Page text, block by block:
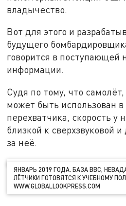
владычество.
Вот для этого и
будущего
говорится в поступающей
информации.
Судя по тому, что
может быть использован в
перехватчика, скорость у
близкой к сверхзвуковой
за неё.
ЯНВАРЬ 2019 ГОДА. БАЗА ВВС,
ЛЁТЧИКИ ГОТОВЯТСЯ К УЧЕБНОМУ
WWW.GLOBALLOOKPRESS.COM